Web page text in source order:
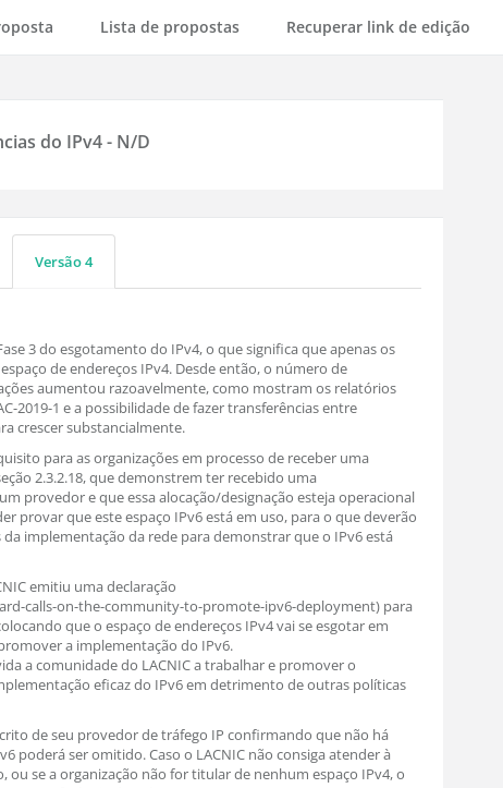
Lista de propostas Recuperar link de edição
do IPv4 - N/D
Versão 4
3 do esgotamento do IPv4, o que significa que apenas os
de endereços IPv4. Desde então, o número de
aumentou razoavelmente, como mostram os relatórios
2019-1 e a possibilidade de fazer transferências entre
crescer substancialmente.
para as organizações em processo de receber uma
2.3.2.18, que demonstrem ter recebido uma
provedor e que essa alocação/designação esteja operacional
provar que este espaço IPv6 está em uso, para o que deverão
implementação da rede para demonstrar que o IPv6 está
emitiu uma declaração
calls-on-the-community-to-promote-ipv6-deployment) para
que o espaço de endereços IPv4 vai se esgotar em
a implementação do IPv6.
a comunidade do LACNIC a trabalhar e promover o
eficaz do IPv6 em detrimento de outras políticas
de seu provedor de tráfego IP confirmando que não há
poderá ser omitido. Caso o LACNIC não consiga atender à
se a organização não for titular de nenhum espaço IPv4, o